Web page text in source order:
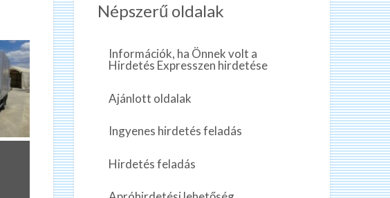
Népszerű oldalak
Információk, ha Önnek volt a
Hirdetés Expresszen hirdetése
Ajánlott oldalak
Ingyenes hirdetés feladás
Hirdetés feladás